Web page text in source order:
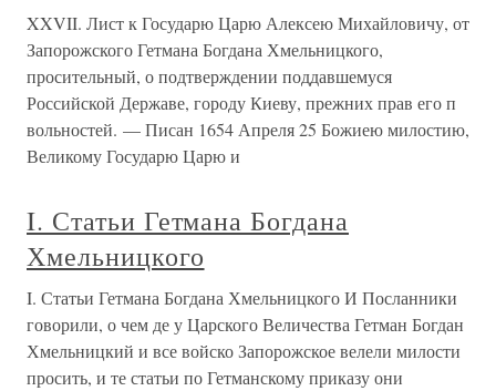
XXVII. Лист к Государю Царю Алексею Михайловичу, от
Запорожского Гетмана Богдана Хмельницкого,
просительный, о подтверждении поддавшемуся
Российской Державе, городу Киеву, прежних прав его п
вольностей. — Писан 1654 Апреля 25 Божиею милостию,
Великому Государю Царю и
I. Статьи Гетмана Богдана
Хмельницкого
I. Статьи Гетмана Богдана Хмельницкого И Посланники
говорили, о чем де у Царского Величества Гетман Богдан
Хмельницкий и все войско Запорожское велели милости
просить, и те статьи по Гетманскому приказу они